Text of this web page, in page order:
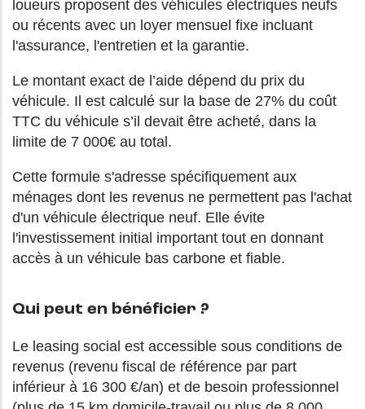
loueurs proposent des véhicules électriques neufs
ou récents avec un loyer mensuel fixe incluant
l'assurance, l'entretien et la garantie.
Le montant exact de l’aide dépend du prix du
véhicule. Il est calculé sur la base de 27% du coût
TTC du véhicule s’il devait être acheté, dans la
limite de 7 000€ au total.
Cette formule s'adresse spécifiquement aux
ménages dont les revenus ne permettent pas l'achat
d'un véhicule électrique neuf. Elle évite
l'investissement initial important tout en donnant
accès à un véhicule bas carbone et fiable.
Qui peut en bénéficier ?
Le leasing social est accessible sous conditions de
revenus (revenu fiscal de référence par part
inférieur à 16 300 €/an) et de besoin professionnel